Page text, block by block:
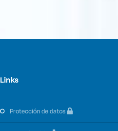
Links
protección de datos